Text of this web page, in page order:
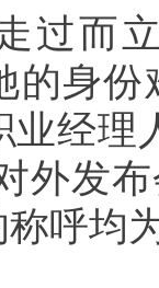
过而
的身
经理
外发
呼均